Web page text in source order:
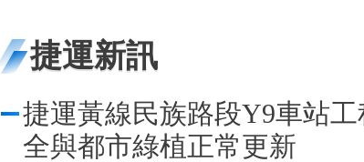
捷運新訊
捷運黃線民族路段Y9車站
全與都市綠植正常更新